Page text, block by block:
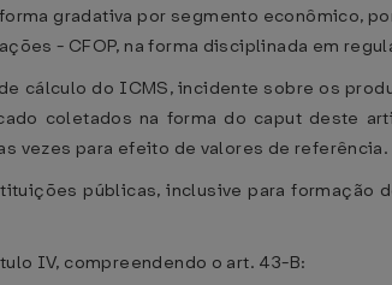
gradativa por segmento econômico,
- CFOP, na forma disciplinada em
cálculo do ICMS, incidente sobre os
coletados na forma do caput deste
vezes para efeito de valores de referência.
públicas, inclusive para
IV, compreendendo o art. 43-B: